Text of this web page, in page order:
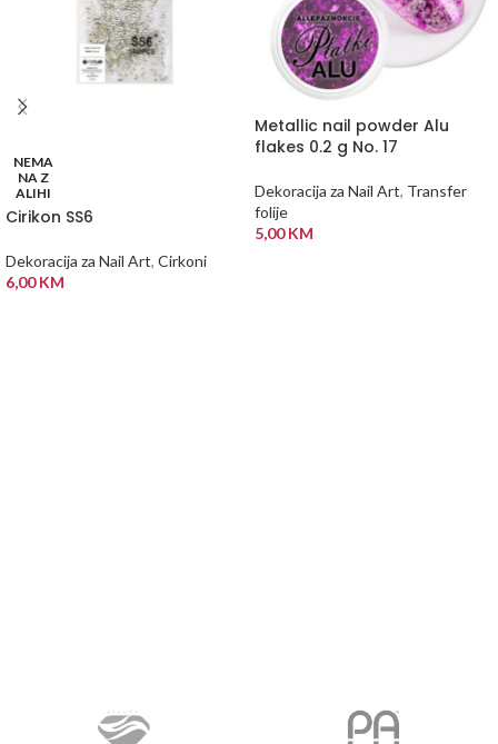
NEMA
NA Z
ALIHI
Cirikon SS6
Dekoracija za Nail Art, Cirkoni
6,00KM
Metallic nail powder Alu
flakes 0.2 g No. 17
Dekoracija za Nail Art, Transfer
folije
5,00KM